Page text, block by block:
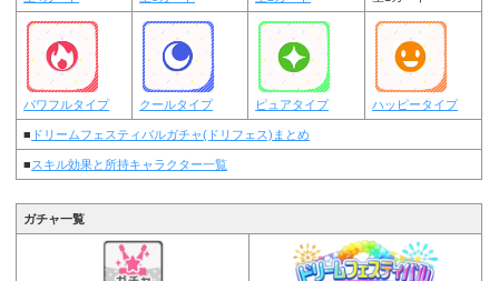
パワフルタイプ クールタイプ ピュアタイプ ハッピータイプ
■ ドリームフェスティバルガチャ(ドリフェス)まとめ
■スキル効果と所持キャラクター一覧
ガチャ一覧